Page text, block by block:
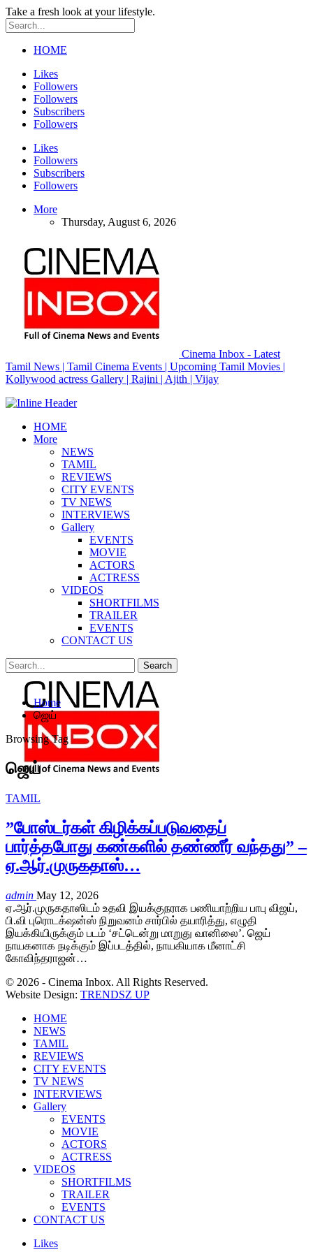
Take a fresh look at your lifestyle.
HOME
Likes
Followers
Followers
Subscribers
Followers
Likes
Followers
Subscribers
Followers
More
Thursday, August 6, 2026
Cinema Inbox - Latest
Tamil News | Tamil Cinema Events | Upcoming Tamil Movies |
Kollywood actress Gallery | Rajini | Ajith | Vijay
HOME
More
NEWS
TAMIL
REVIEWS
CITY EVENTS
TV NEWS
INTERVIEWS
Gallery
EVENTS
MOVIE
ACTORS
ACTRESS
VIDEOS
SHORTFILMS
TRAILER
EVENTS
CONTACT US
Categories
Tags Home
ஜெய்
Browsing Tag
ஜெய்
TAMIL
”போஸ்டர்கள் கிழிக்கப்படுவதைப்
பார்த்தபோது கண்களில் தண்ணீர் வந்தது” –
ஏ.ஆர்.முருகதாஸ்…
admin May 12, 2026
ஏ.ஆர்.முருகதாஸிடம் உதவி இயக்குநராக பணியாற்றிய பாபு விஜய்,
பி.வி புரொடக்‌ஷன்ஸ் நிறுவனம் சார்பில் தயாரித்து, எழுதி
இயக்கியிருக்கும் படம் ‘சட்டென்று மாறுது வானிலை’. ஜெய்
நாயகனாக நடிக்கும் இப்படத்தில், நாயகியாக மீனாட்சி
கோவிந்தராஜன்…
© 2026 - Cinema Inbox. All Rights Reserved.
Website Design: TRENDSZ UP
HOME
NEWS
TAMIL
REVIEWS
CITY EVENTS
TV NEWS
INTERVIEWS
Gallery
EVENTS
MOVIE
ACTORS
ACTRESS
VIDEOS
SHORTFILMS
TRAILER
EVENTS
CONTACT US
Likes